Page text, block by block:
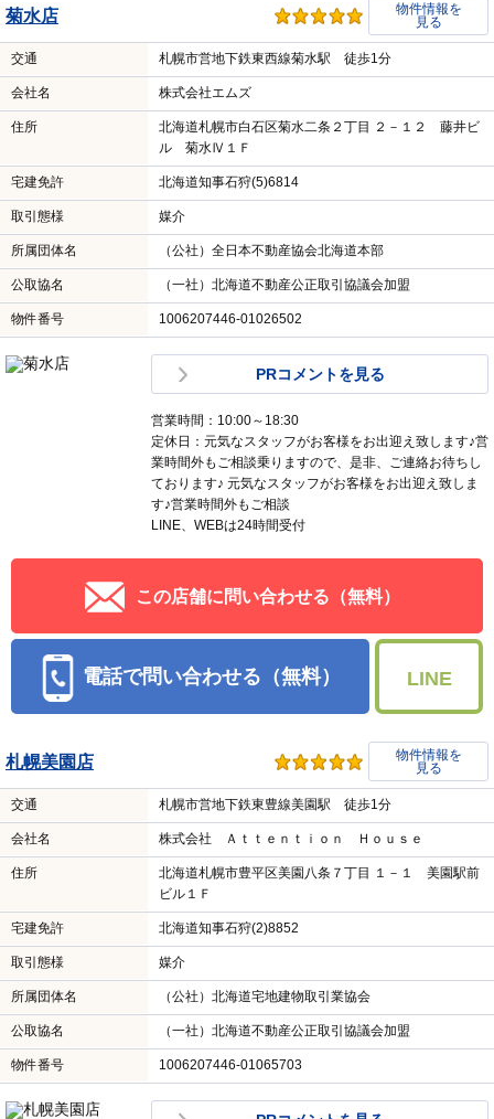
菊水店
物件情報を
見る
交通 札幌市営地下鉄東西線菊水駅 徒歩1分
会社名 株式会社エムズ
住所
北海道札幌市白石区菊水二条２丁目 ２－１２ 藤井ビ
ル 菊水Ⅳ１Ｆ
宅建免許 北海道知事石狩(5)6814
取引態様 媒介
所属団体名 （公社）全日本不動産協会北海道本部
公取協名 （一社）北海道不動産公正取引協議会加盟
物件番号 1006207446-01026502
PRコメントを見る
営業時間：10:00～18:30
定休日：元気なスタッフがお客様をお出迎え致します♪営
業時間外もご相談乗りますので、是非、ご連絡お待ちし
ております♪ 元気なスタッフがお客様をお出迎え致しま
す♪営業時間外もご相談
LINE、WEBは24時間受付
この店舗に問い合わせる（無料）
電話で問い合わせる（無料） LINE
札幌美園店
物件情報を
見る
交通 札幌市営地下鉄東豊線美園駅 徒歩1分
会社名 株式会社 Ａｔｔｅｎｔｉｏｎ Ｈｏｕｓｅ
住所
北海道札幌市豊平区美園八条７丁目 １－１ 美園駅前
ビル１Ｆ
宅建免許 北海道知事石狩(2)8852
取引態様 媒介
所属団体名 （公社）北海道宅地建物取引業協会
公取協名 （一社）北海道不動産公正取引協議会加盟
物件番号 1006207446-01065703